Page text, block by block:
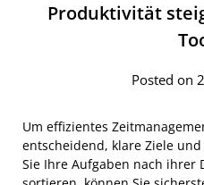
Produktivität
Posted on
Um effizientes
entscheidend, klare Ziele
Sie Ihre Aufgaben nach